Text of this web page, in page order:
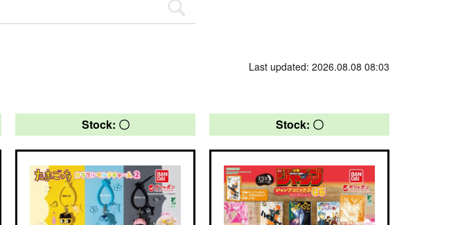
Last updated: 2026.08.08 08:03
Stock: 〇 Stock: 〇